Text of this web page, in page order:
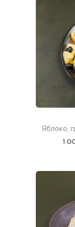
Яблоко,
1